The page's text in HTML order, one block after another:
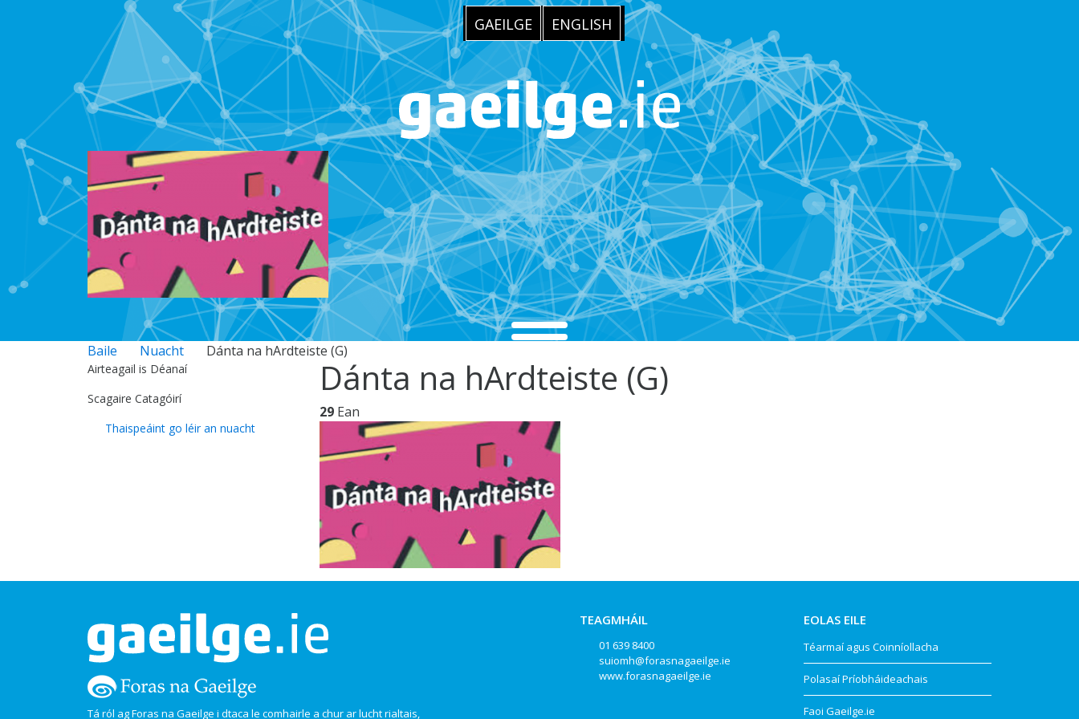
GAEILGE ENGLISH
Baile Nuacht Dánta na hArdteiste (G)
Dánta na hArdteiste (G)
29 Ean
Airteagail is Déanaí
Scagaire Catagóirí
Thaispeáint go léir an nuacht
Tá ról ag Foras na Gaeilge i dtaca le comhairle a chur ar lucht rialtais,
TEAGMHÁIL
01 639 8400
suiomh@forasnagaeilge.ie
www.forasnagaeilge.ie
EOLAS EILE
Téarmaí agus Coinníollacha
Polasaí Príobháideachais
Faoi Gaeilge.ie